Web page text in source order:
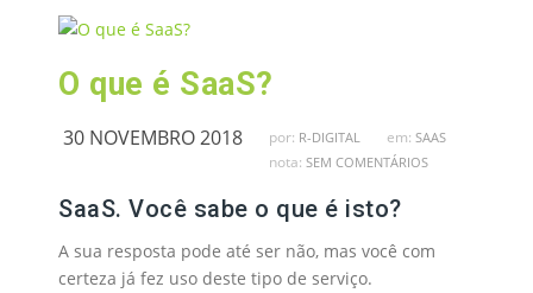
O que é SaaS?
30 NOVEMBRO 2018 por: R-DIGITAL em: SAAS
nota: SEM COMENTÁRIOS
SaaS. Você sabe o que é isto?
A sua resposta pode até ser não, mas você com
certeza já fez uso deste tipo de serviço.